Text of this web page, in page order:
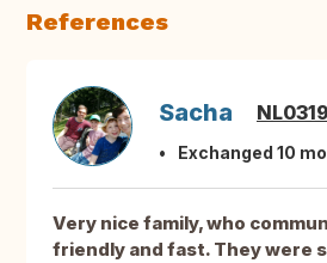
References
Sacha NL0319
Exchanged 10
Very nice family, who
friendly and fast. They were